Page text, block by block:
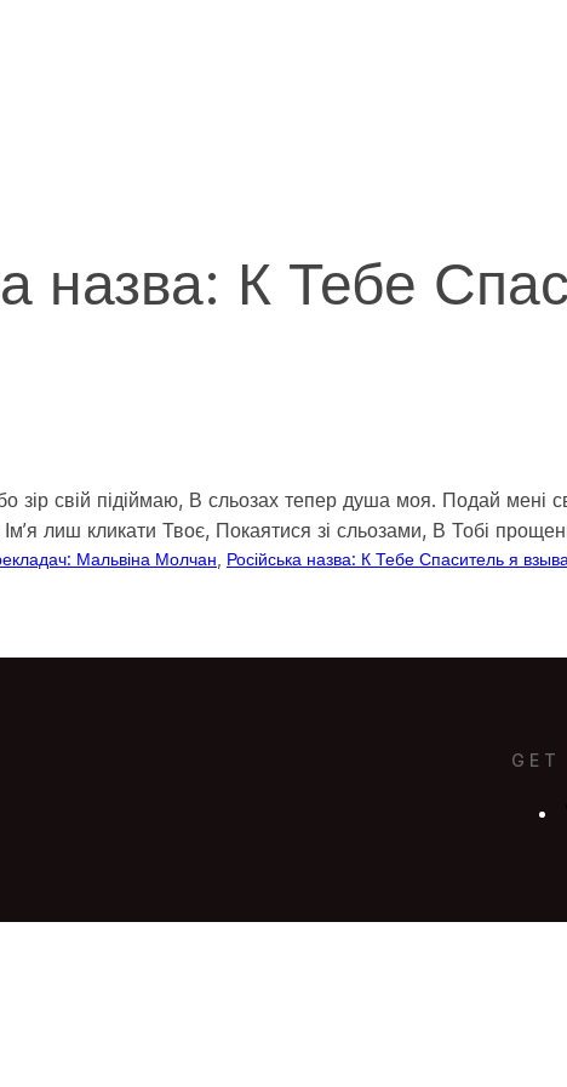
назва: К Тебе
свій підіймаю, В сльозах тепер душа моя. Подай мені
лиш кликати Твоє, Покаятися зі сльозами, В Тобі
Мальвіна Молчан Російська назва: К Тебе Спаситель я
GET